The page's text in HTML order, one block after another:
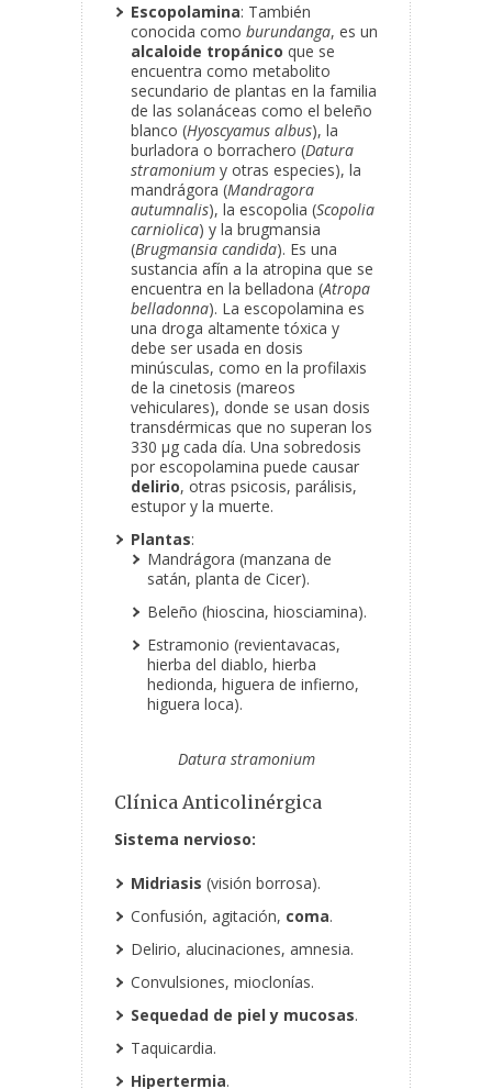
Escopolamina: También
conocida como burundanga, es un
alcaloide tropánico que se
encuentra como metabolito
secundario de plantas en la familia
de las solanáceas como el beleño
blanco (Hyoscyamus albus), la
burladora o borrachero (Datura
stramonium y otras especies), la
mandrágora (Mandragora
autumnalis), la escopolia (Scopolia
carniolica) y la brugmansia
(Brugmansia candida). Es una
sustancia afín a la atropina que se
encuentra en la belladona (Atropa
belladonna). La escopolamina es
una droga altamente tóxica y
debe ser usada en dosis
minúsculas, como en la profilaxis
de la cinetosis (mareos
vehiculares), donde se usan dosis
transdérmicas que no superan los
330 µg cada día. Una sobredosis
por escopolamina puede causar
delirio, otras psicosis, parálisis,
estupor y la muerte.
Plantas:
Mandrágora (manzana de
satán, planta de Cicer).
Beleño (hioscina, hiosciamina).
Estramonio (revientavacas,
hierba del diablo, hierba
hedionda, higuera de infierno,
higuera loca).
Datura stramonium
Clínica Anticolinérgica
Sistema nervioso:
Midriasis (visión borrosa).
Confusión, agitación, coma.
Delirio, alucinaciones, amnesia.
Convulsiones, mioclonías.
Sequedad de piel y mucosas.
Taquicardia.
Hipertermia.